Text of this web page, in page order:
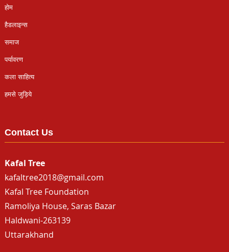
होम
हैडलाइन्स
समाज
पर्यावरण
कला साहित्य
हमसे जुड़िये
Contact Us
Kafal Tree
kafaltree2018@gmail.com
Kafal Tree Foundation
Ramoliya House, Saras Bazar
Haldwani-263139
Uttarakhand